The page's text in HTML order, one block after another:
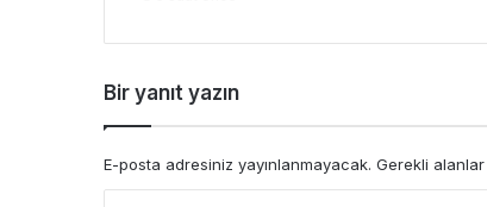
Bir yanıt yazın
E-posta adresiniz yayınlanmayacak. Gerekli alanlar